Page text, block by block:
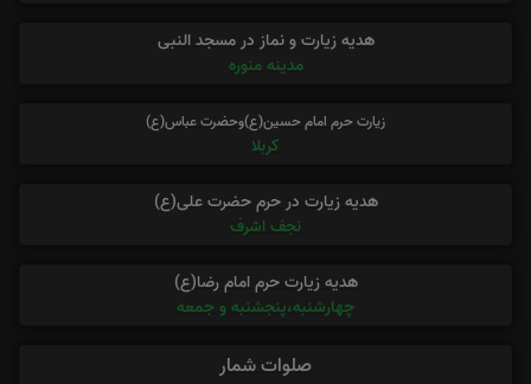
هدیه زیارت و نماز در مسجد النبی
مدینه منوره
زیارت حرم امام حسین(ع)وحضرت عباس(ع)
کربلا
هدیه زیارت در حرم حضرت علی(ع)
نجف اشرف
هدیه زیارت حرم امام رضا(ع)
چهارشنبه،پنجشنبه و جمعه
صلوات شمار